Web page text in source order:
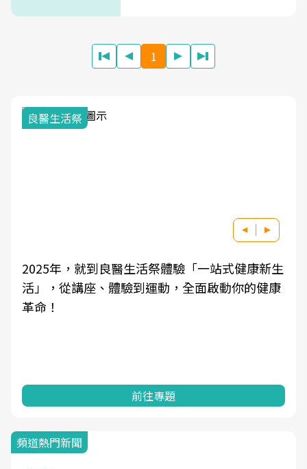
1
良醫生活祭
2025年，就到良醫生活祭體驗「一站式健康新生
活」，從講座、體驗到運動，全面啟動你的健康
革命！
前往專題
頻道熱門新聞